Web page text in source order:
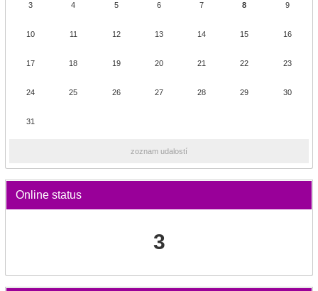
3 4 5 6 7 8 9
10 11 12 13 14 15 16
17 18 19 20 21 22 23
24 25 26 27 28 29 30
31
zoznam udalostí
Online status
3